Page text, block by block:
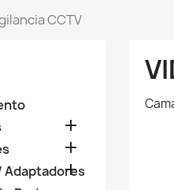
CCTV


Adaptadores
